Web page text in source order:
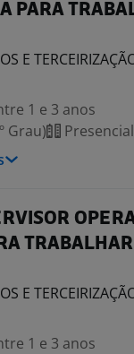
PARA
E
1 e 3 anos
Grau)
Presencial
E
1 e 3 anos